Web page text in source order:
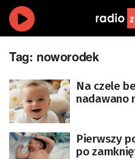
Tag: noworodek
Na czele
nadawano
Pierwszy
po